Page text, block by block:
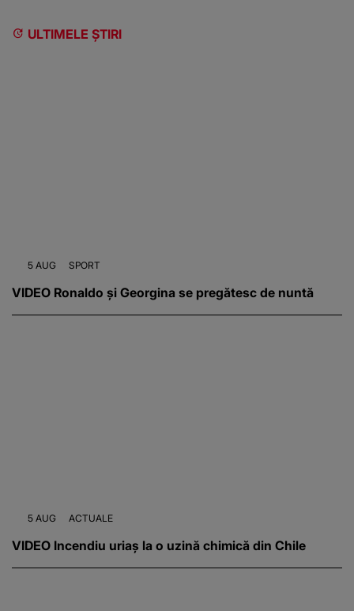
ULTIMELE ȘTIRI
5 AUG SPORT
VIDEO Ronaldo și Georgina se pregătesc de nuntă
5 AUG ACTUALE
VIDEO Incendiu uriaș la o uzină chimică din Chile